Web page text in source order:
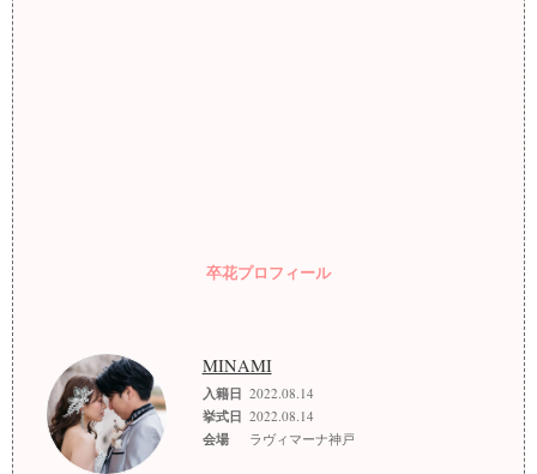
卒花プロフィール
MINAMI
入籍日 2022.08.14
挙式日 2022.08.14
会場 ラヴィマーナ神戸